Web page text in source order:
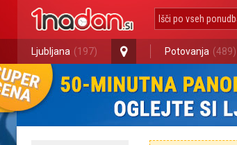
Ljubljana (197) Potovanja (489)